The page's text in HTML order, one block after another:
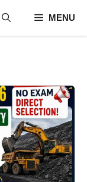
MENU